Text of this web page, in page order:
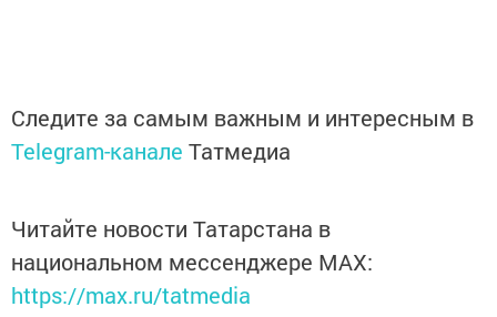
Следите за самым важным и интересным в
Telegram-канале Татмедиа
Читайте новости Татарстана в
национальном мессенджере MАХ:
https://max.ru/tatmedia